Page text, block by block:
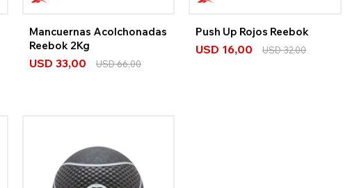
Mancuernas Acolchonadas
Reebok 2Kg
USD 33,00 USD66,00
Push Up Rojos Reebok
USD 16,00 USD32,00